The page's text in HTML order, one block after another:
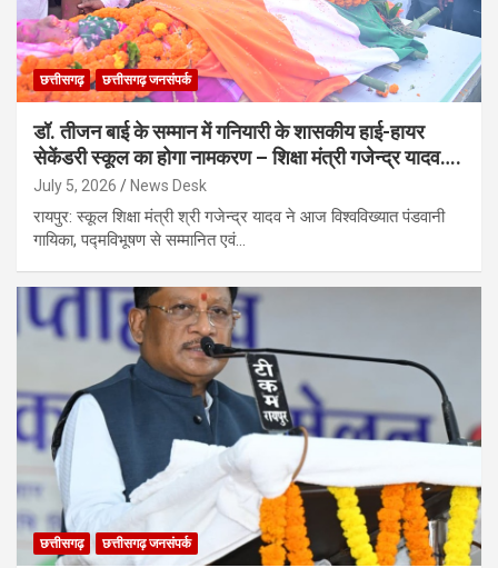
छत्तीसगढ़ छत्तीसगढ़ जनसंपर्क
डॉ. तीजन बाई के सम्मान में गनियारी के शासकीय हाई-हायर
सेकेंडरी स्कूल का होगा नामकरण – शिक्षा मंत्री गजेन्द्र यादव….
July 5, 2026 News Desk
रायपुर: स्कूल शिक्षा मंत्री श्री गजेन्द्र यादव ने आज विश्वविख्यात पंडवानी
गायिका, पद्मविभूषण से सम्मानित एवं…
छत्तीसगढ़ छत्तीसगढ़ जनसंपर्क